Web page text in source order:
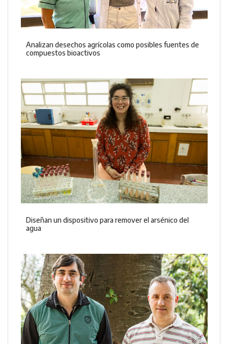
Analizan desechos agrícolas como posibles fuentes de
compuestos bioactivos
Diseñan un dispositivo para remover el arsénico del
agua